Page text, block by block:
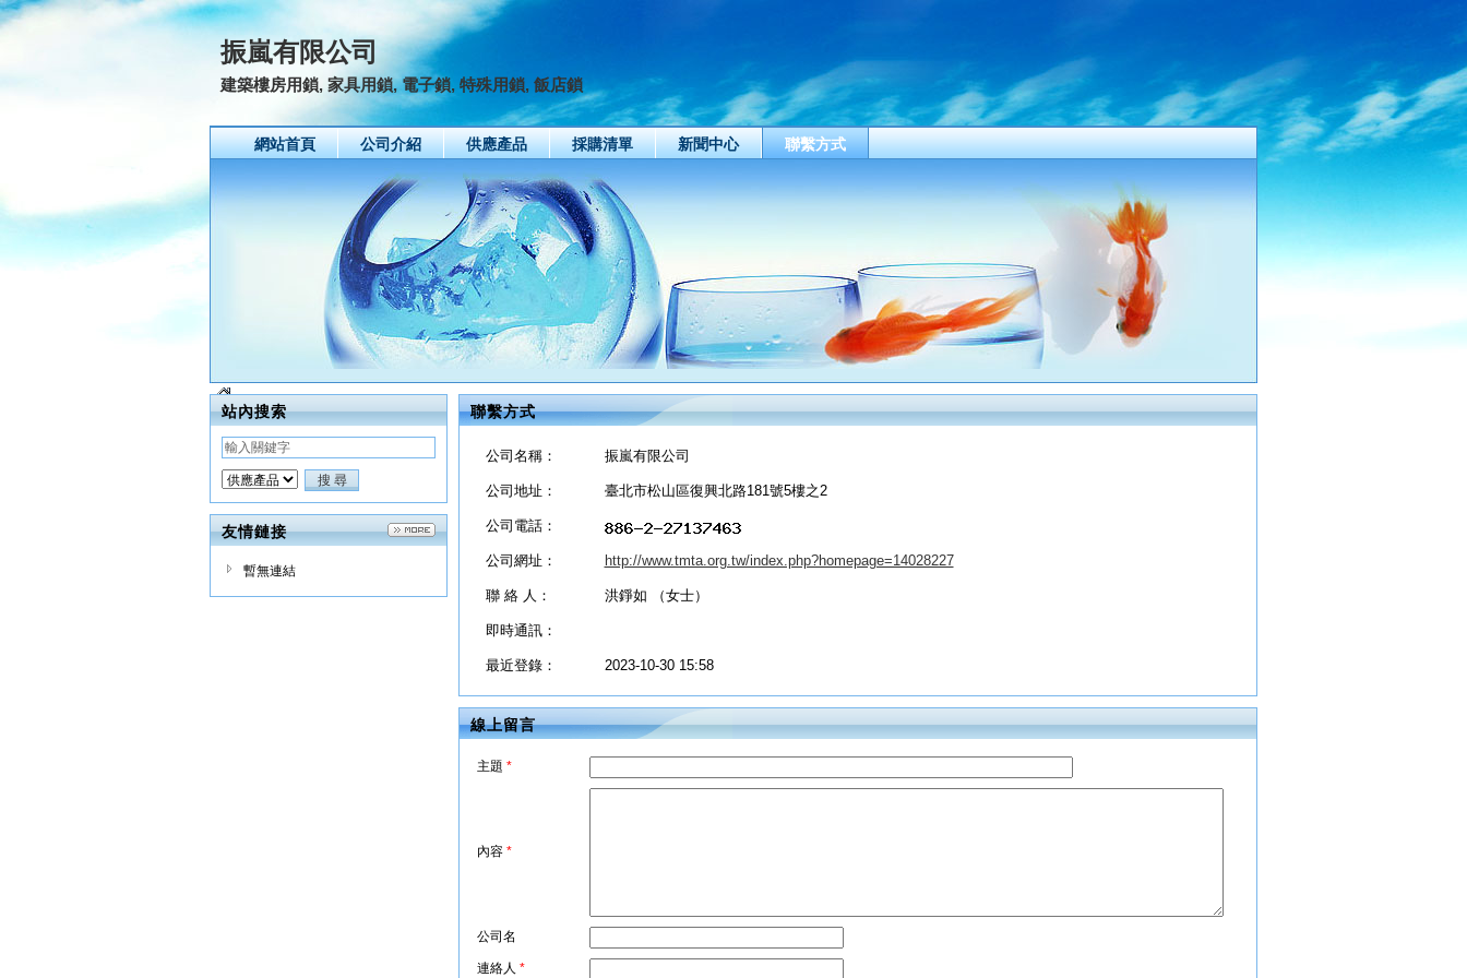
振嵐有限公司
建築樓房用鎖, 家具用鎖, 電子鎖, 特殊用鎖, 飯店鎖
網站首頁 公司介紹 供應產品 採購清單 新聞中心 聯繫方式
站內搜索
友情鏈接
暫無連結
聯繫方式
公司名稱： 振嵐有限公司
公司地址： 臺北市松山區復興北路181號5樓之2
公司電話：
公司網址： http://www.tmta.org.tw/index.php?homepage=14028227
聯 絡 人： 洪錚如 （女士）
即時通訊：
最近登錄： 2023-10-30 15:58
線上留言